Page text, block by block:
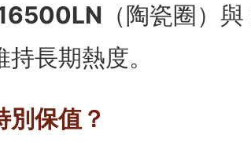
（陶瓷圈）
長期熱度。
別保值？